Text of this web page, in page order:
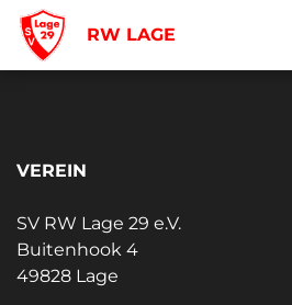
RW LAGE
VEREIN
SV RW Lage 29 e.V.
Buitenhook 4
49828 Lage